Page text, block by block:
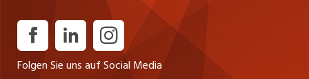
Folgen Sie uns auf Social Media